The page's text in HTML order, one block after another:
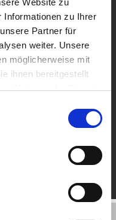
Informationen zu Ihrer
Partner für
weiter. Unsere
möglicherweise mit
ihnen bereitgestellt
Nutzung der Dienste